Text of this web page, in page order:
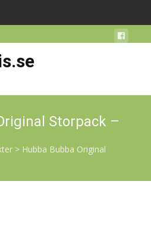
Storpack –
> Hubba Bubba Original